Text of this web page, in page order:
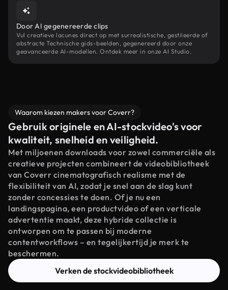
Door AI gegenereerde clips
Vul creatieve lacunes direct op met surrealistische, gestileerde of
abstracte Technische gids-beelden, gegenereerd door onze
geavanceerde AI-modellen. Ontdek meer in onze AI Studio.
Waarom kiezen makers voor Coverr?
Gebruik originele en AI-stockvideo's voor
kwaliteit, snelheid en veiligheid.
Met miljoenen downloads voor zowel commerciële als
creatieve projecten combineert de videobibliotheek
van Coverr cinematografisch realisme met de
flexibiliteit van AI, zodat je snel aan de slag kunt
zonder concessies te doen. Of je nu een
landingspagina, een productvideo of een verticale
advertentie maakt, deze hybride collectie is
ontworpen om te passen bij moderne
contentworkflows – en tegelijkertijd je merk te
beschermen.
Verken de stockvideobibliotheek